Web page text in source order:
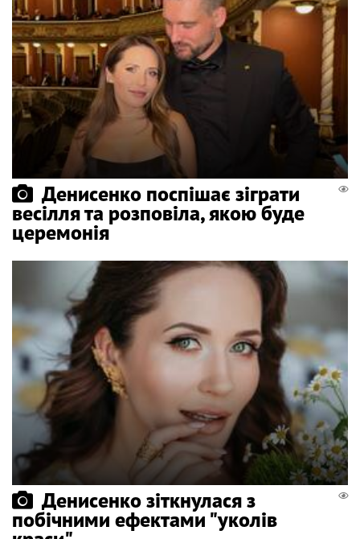
Денисенко поспішає зіграти
весілля та розповіла, якою буде
церемонія
Денисенко зіткнулася з
побічними ефектами "уколів